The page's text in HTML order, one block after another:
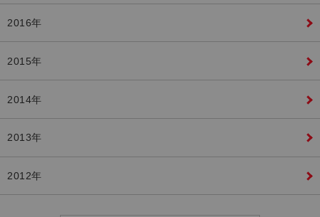
2016年
2015年
2014年
2013年
2012年